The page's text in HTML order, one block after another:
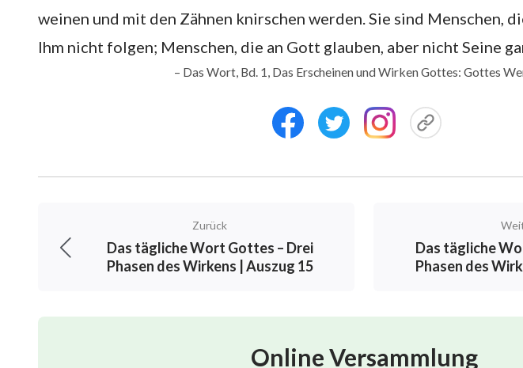
weinen und mit den Zähnen knirschen werden. Sie sind Menschen,
Ihm nicht folgen; Menschen, die an Gott glauben, aber nicht Seine
– Das Wort, Bd. 1, Das Erscheinen und Wirken Gottes: Gottes
Zurück
Das tägliche Wort Gottes – Drei
Phasen des Wirkens | Auszug 15
Das tägliche
Phasen des
Online Versammlung